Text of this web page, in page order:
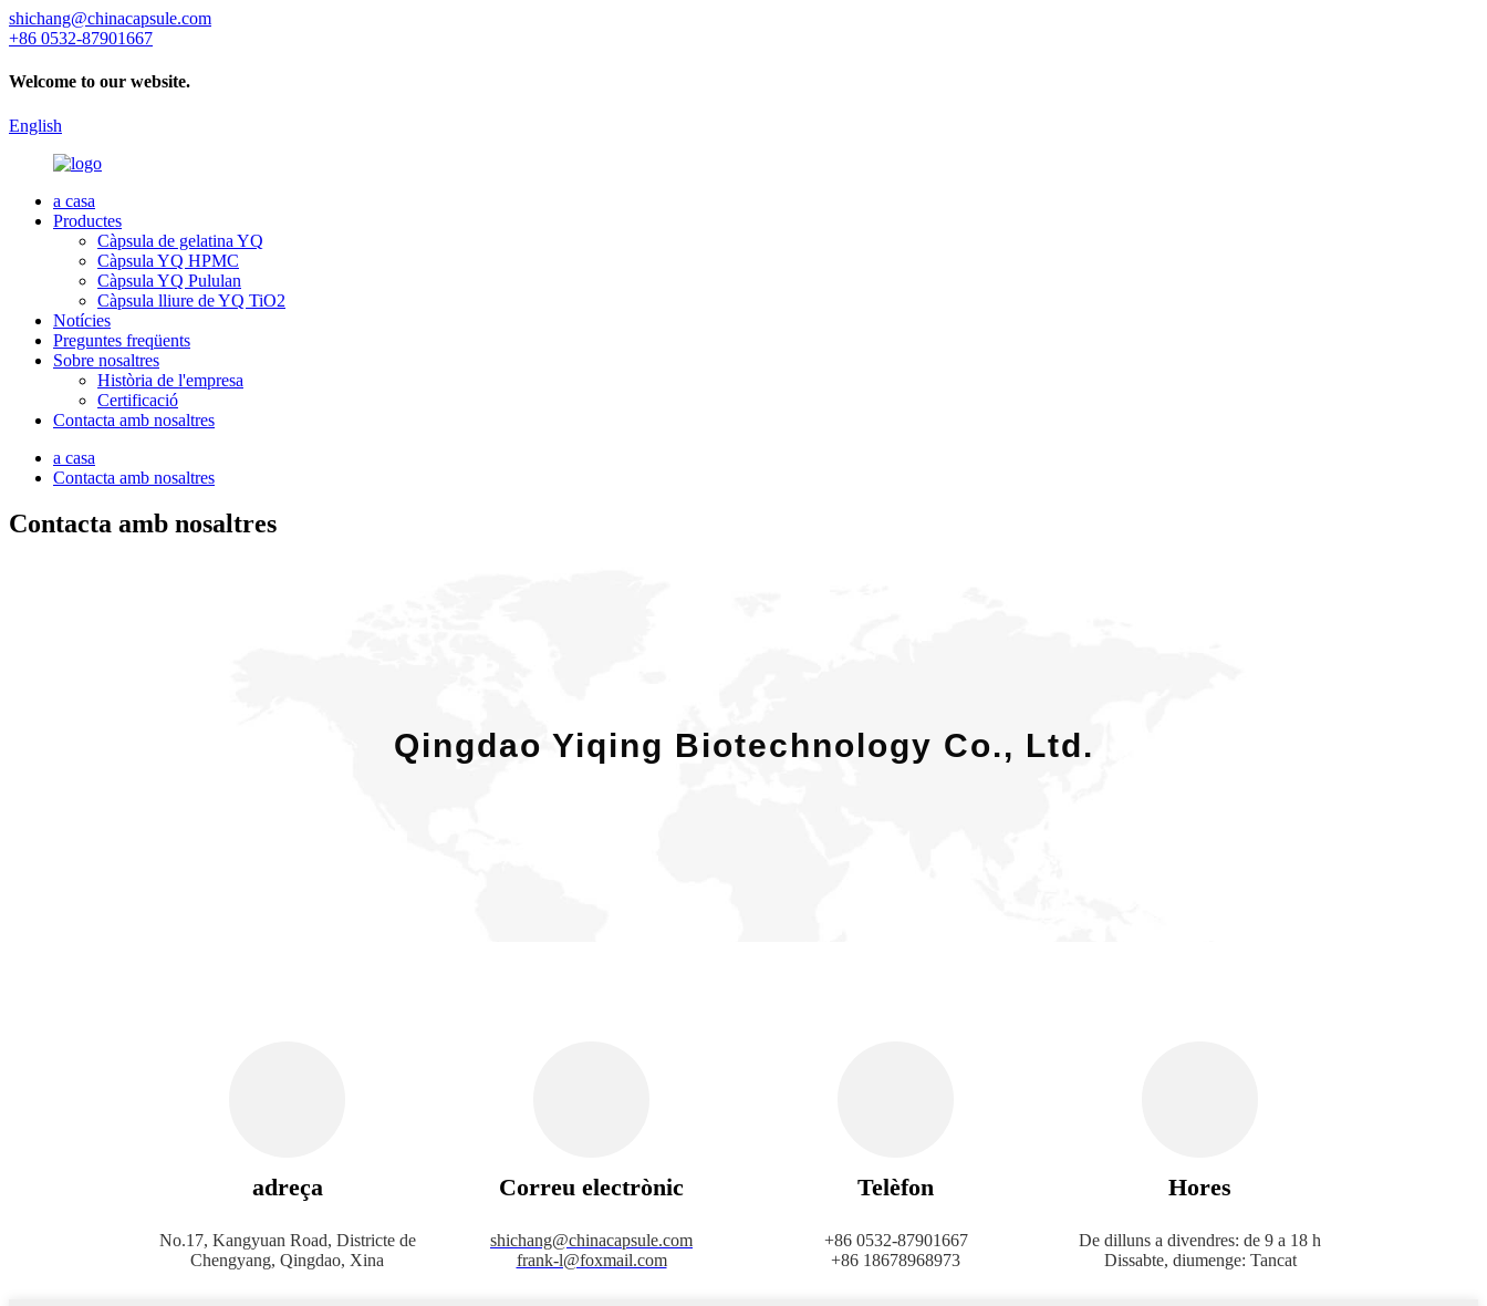
shichang@chinacapsule.com
+86 0532-87901667
Welcome to our website.
English
a casa
Productes
Càpsula de gelatina YQ
Càpsula YQ HPMC
Càpsula YQ Pululan
Càpsula lliure de YQ TiO2
Notícies
Preguntes freqüents
Sobre nosaltres
Història de l'empresa
Certificació
Contacta amb nosaltres
a casa
Contacta amb nosaltres
Contacta amb nosaltres
Qingdao Yiqing Biotechnology Co., Ltd.
adreça
No.17, Kangyuan Road, Districte de
Chengyang, Qingdao, Xina
Correu electrònic
shichang@chinacapsule.com
frank-l@foxmail.com
Telèfon
+86 0532-87901667
+86 18678968973
Hores
De dilluns a divendres: de 9 a 18 h
Dissabte, diumenge: Tancat